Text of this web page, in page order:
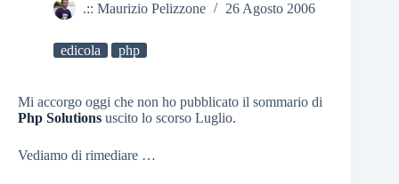
.:: Maurizio Pelizzone 26 Agosto 2006
edicola php
Mi accorgo oggi che non ho pubblicato il sommario di
Php Solutions uscito lo scorso Luglio.
Vediamo di rimediare …